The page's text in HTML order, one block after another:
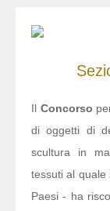
Il Concorso
di oggetti di
scultura in
tessuti al quale
Paesi - ha